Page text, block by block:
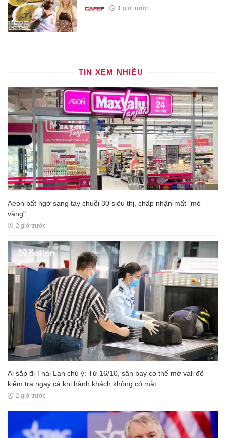
1 giờ trước
TIN XEM NHIỀU
Aeon bất ngờ sang tay chuỗi 30 siêu thị, chấp nhận mất "mỏ
vàng"
2 giờ trước
Ai sắp đi Thái Lan chú ý: Từ 16/10, sân bay có thể mở vali để
kiểm tra ngay cả khi hành khách không có mặt
2 giờ trước